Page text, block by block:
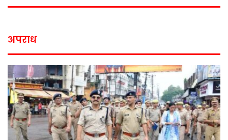
अपराध